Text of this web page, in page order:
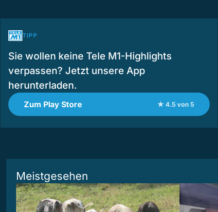
TIPP
Sie wollen keine Tele M1-Highlights
verpassen? Jetzt unsere App
herunterladen.
Zum Play Store ★ 4.5 von 5
Meistgesehen